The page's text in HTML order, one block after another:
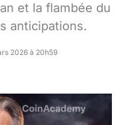
et la flambée du
anticipations.
2026 à 20h59